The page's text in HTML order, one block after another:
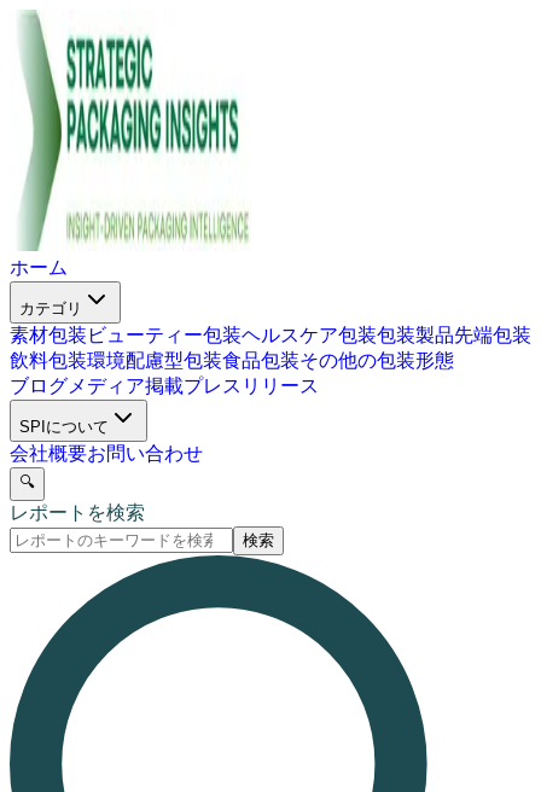
ホーム
カテゴリ
素材包装 ビューティー包装ヘルスケア包装包装製品先端包装
飲料包装環境配慮型包装食品包装その他の包装形態
ブログメディア掲載プレスリリース
SPIについて
会社概要お問い合わせ
🔍
レポートを検索
検索